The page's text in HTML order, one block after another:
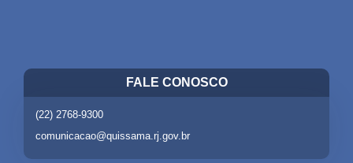
FALE CONOSCO
(22) 2768-9300
comunicacao@quissama.rj.gov.br